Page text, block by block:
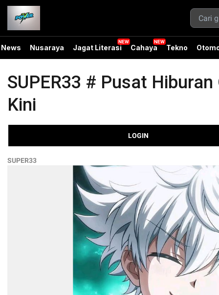
News Nusaraya Jagat Literasi Cahaya Tekno
SUPER33 # Pusat
Kini
LOGIN
SUPER33